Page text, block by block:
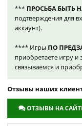
*** ПРОСЬБА БЫТЬ
подтверждения для
аккаунт).
**** Игры ПО
приобретаете игру
связываемся и
Отзывы наших
ОТЗЫВЫ НА